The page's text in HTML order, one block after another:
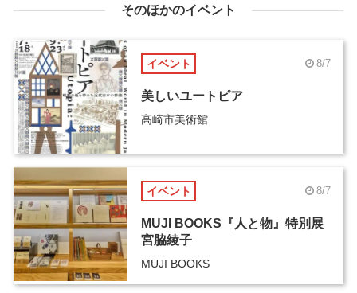
そのほかのイベント
イベント 8/7
美しいユートピア
高崎市美術館
イベント 8/7
MUJI BOOKS『人と物』特別展
宮脇綾子
MUJI BOOKS